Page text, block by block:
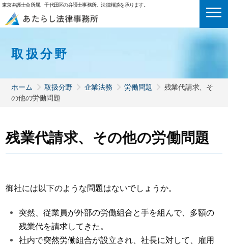
東京弁護士会所属、千代田区の弁護士事務所。法律相談を承ります。
取扱分野
ホーム 取扱分野 企業法務 労働問題
残業代請求、そ
の他の労働問題
残業代請求、その他の労働問題
御社には以下のような問題はないでしょうか。​
突然、従業員が外部の労働組合と手を組んで、多額の
残業代を請求してきた。
社内で突然労働組合が設立され、社長に対して、雇用